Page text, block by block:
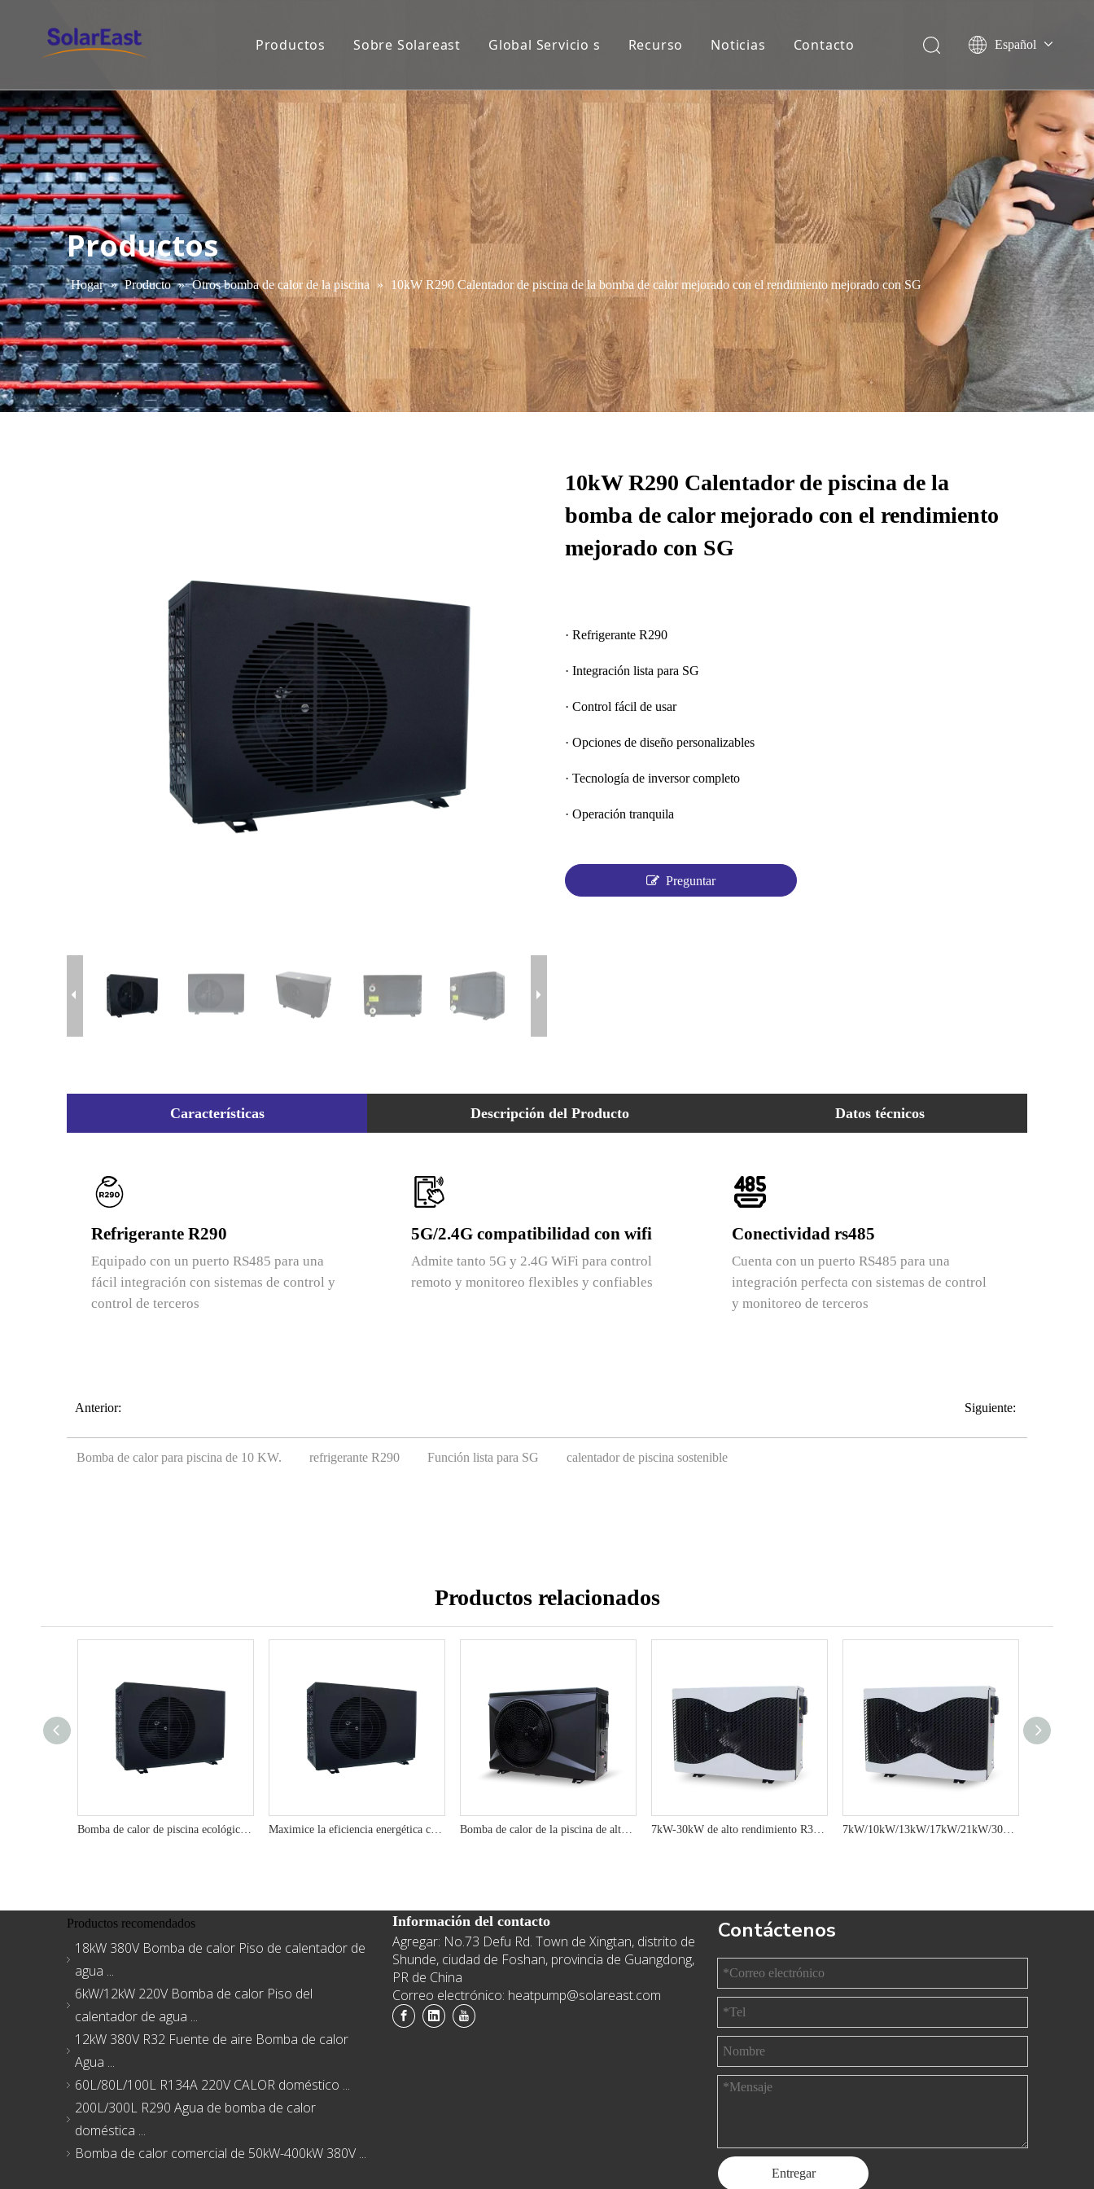
Productos Sobre Solareast Global Servicio s Recurso Noticias Contacto Español
Français
Deutsch
Italiano
Nederlands
Productos
Hogar » Producto » Otros bomba de calor de la piscina » 10kW R290 Calentador de piscina de la bomba de calor mejorado con el rendimiento mejorado con SG
10kW R290 Calentador de piscina de la
bomba de calor mejorado con el rendimiento
mejorado con SG
· Refrigerante R290
· Integración lista para SG
· Control fácil de usar
· Opciones de diseño personalizables
· Tecnología de inversor completo
· Operación tranquila
Preguntar
Características Descripción del Producto Datos técnicos
Refrigerante R290
Equipado con un puerto RS485 para una
fácil integración con sistemas de control y
control de terceros
5G/2.4G compatibilidad con wifi
Admite tanto 5G y 2.4G WiFi para control
remoto y monitoreo flexibles y confiables
Conectividad rs485
Cuenta con un puerto RS485 para una
integración perfecta con sistemas de control
y monitoreo de terceros
Anterior: Siguiente:
Bomba de calor para piscina de 10 KW. refrigerante R290 Función lista para SG calentador de piscina sostenible
Productos relacionados
Bomba de calor de piscina ecológica de 13kW R290 para la máxima eficiencia Maximice la eficiencia energética con 7kW R290 Solución de piscina de la bomba de calor Bomba de calor de la piscina de alto rendimiento de 7kW/10kW/13kW R32 con eficiencia energética avanzada y beneficios ambientales 7kW-30kW de alto rendimiento R32 Inverter Pool Bomba de calor Agua de agua para calentamiento rentable 7kW/10kW/13kW/17kW/21kW/30kW Avanzado R32 Inverter Pool Calentador de agua de calor de calor para una eficiencia energética superior
Productos recomendados
18kW 380V Bomba de calor Piso de calentador de
agua ...
6kW/12kW 220V Bomba de calor Piso del
calentador de agua ...
12kW 380V R32 Fuente de aire Bomba de calor
Agua ...
60L/80L/100L R134A 220V CALOR doméstico ...
200L/300L R290 Agua de bomba de calor
doméstica ...
Bomba de calor comercial de 50kW-400kW 380V ...
Información del contacto
Agregar: No.73 Defu Rd. Town de Xingtan, distrito de
Shunde, ciudad de Foshan, provincia de Guangdong,
PR de China
Correo electrónico: heatpump@solareast.com
Contáctenos
Entregar